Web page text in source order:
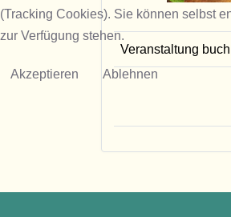
Veranstaltung
(Tracking Cookies). Sie können selbst
zur Verfügung stehen.
Akzeptieren
Ablehnen